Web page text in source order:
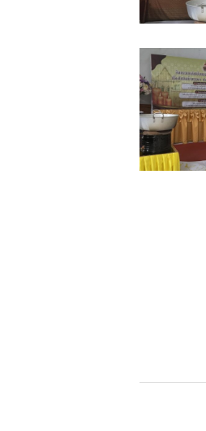
S__14082220